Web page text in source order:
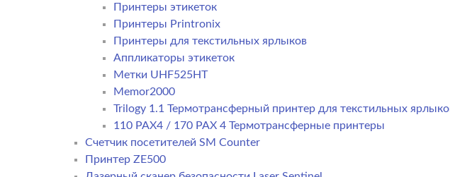
Принтеры этикеток
Принтеры Printronix
Принтеры для текстильных ярлыков
Аппликаторы этикеток
Метки UHF525HT
Memor2000
Trilogy 1.1 Термотрансферный принтер для текстильных
110 PAX4 / 170 PAX 4 Термотрансферные принтеры
Счетчик посетителей SM Counter
Принтер ZE500